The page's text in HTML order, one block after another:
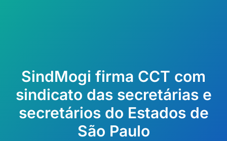
SindMogi firma CCT com
sindicato das secretárias e
secretários do Estados de
São Paulo